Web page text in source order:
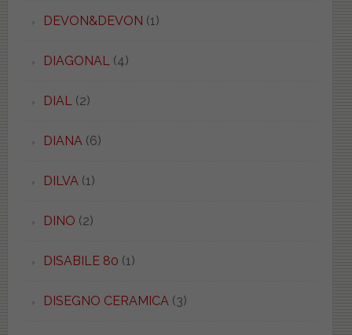
DEVON&DEVON (1)
DIAGONAL(4)
DIAL(2)
DIANA(6)
DILVA(1)
DINO (2)
DISABILE 80 (1)
DISEGNO CERAMICA(3)